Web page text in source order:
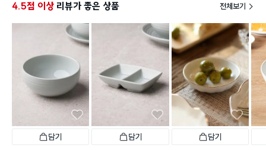
4.5점 이상 리뷰가 좋은 상품 전체보기
담기 담기 담기